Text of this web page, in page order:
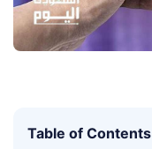
Table of Contents